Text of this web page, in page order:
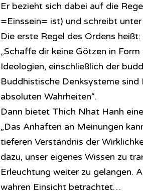
Er bezieht sich dabei auf die
=Einssein= ist) und schreibt
Die erste Regel des Ordens heißt:
„Schaffe dir keine Götzen in
Ideologien, einschließlich der
Buddhistische Denksysteme
absoluten Wahrheiten“.
Dann bietet Thich Nhat Hanh
„Das Anhaften an Meinungen
tieferen Verständnis der
dazu, unser eigenes Wissen zu
Erleuchtung weiter zu gelangen.
wahren Einsicht betrachtet…